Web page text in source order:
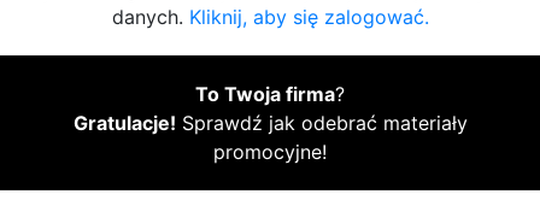
danych. Kliknij, aby się zalogować.
To Twoja firma?
Gratulacje! Sprawdź jak odebrać materiały
promocyjne!